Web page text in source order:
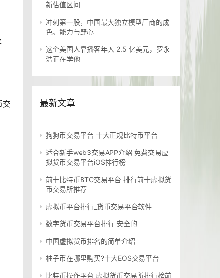
交
新估值区间
冲刺第一股，中国最大独立模型厂商的成
色、能力与野心
这个美国人靠播客年入 2.5 亿美元，罗永
浩正在学他
最新文章
狗狗币交易平台 十大正规比特币平台
适合新手web3交易APP介绍 免费交易虚
拟货币交易平台iOS排行榜
前十比特币BTC交易平台 排行前十虚拟货
币交易所推荐
虚拟币平台排行_货币交易平台软件
数字货币交易平台排行 安全的
中国虚拟货币排名的简单介绍
柚子币在哪里购买?十大EOS交易平台
比特币操作平台 虚拟货币交易所排行榜前